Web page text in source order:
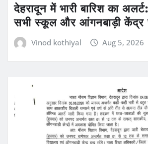
देहरादून में भारी बारिश का
सभी स्कूल और आंगनबाड़ी केंद्र
Vinod kothiyal Aug 5, 2026